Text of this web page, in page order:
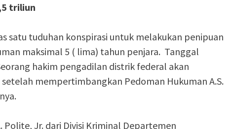
triliun
satu tuduhan konspirasi untuk melakukan penipuan
maksimal 5 ( lima) tahun penjara. Tanggal
hakim pengadilan distrik federal akan
mempertimbangkan Pedoman Hukuman A.S.
Polite, Jr. dari Divisi Kriminal Departemen